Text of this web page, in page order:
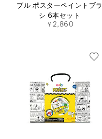
ブル ポスターペイントブラ
シ 6本セット
￥2,860